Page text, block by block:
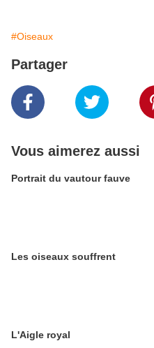
#Oiseaux
Partager
Vous aimerez aussi
Portrait du vautour fauve
Les oiseaux souffrent
L'Aigle royal